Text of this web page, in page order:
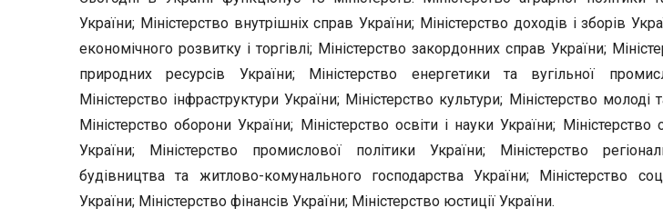
України; Міністерство внутрішніх справ України; Міністерство доходів і зборів
економічного розвитку і торгівлі; Міністерство закордонних справ України;
природних ресурсів України; Міністерство енергетики та вугільної
Міністерство інфраструктури України; Міністерство культури; Міністерство молоді
Міністерство оборони України; Міністерство освіти і науки України; Міністерство
України; Міністерство промислової політики України; Міністерство
будівництва та житлово-комунального господарства України; Міністерство
України; Міністерство фінансів України; Міністерство юстиції України.